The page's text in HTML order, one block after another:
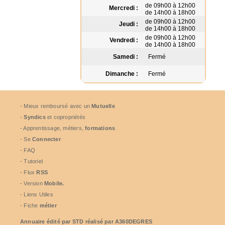
Mercredi :
de 09h00 à 12h00
de 14h00 à 18h00
Jeudi :
de 09h00 à 12h00
de 14h00 à 18h00
Vendredi :
de 09h00 à 12h00
de 14h00 à 18h00
Samedi :
Fermé
Dimanche : Fermé
- Mieux remboursé avec unMutuelle
-Syndicset copropriétés
- Apprentissage, métiers,formations
- Se Connecter
- FAQ
- Tutoriel
- FluxRSS
- Version Mobile.
- Liens Utiles
- Fiche métier
Annuaire édité par STD réalisé par A360DEGRES